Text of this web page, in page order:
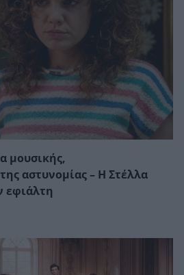
μουσικής,
αστυνομίας – Η Στέλλα
εφιάλτη